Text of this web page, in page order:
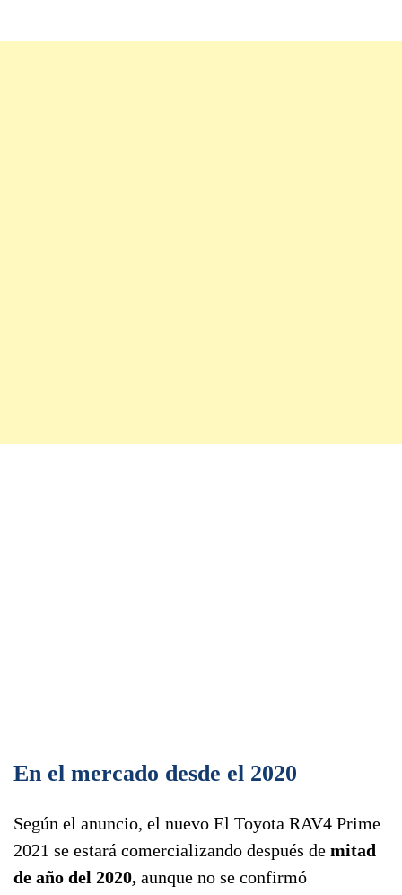
En el mercado desde el 2020
Según el anuncio, el nuevo El Toyota RAV4 Prime
2021 se estará comercializando después de mitad
de año del 2020, aunque no se confirmó